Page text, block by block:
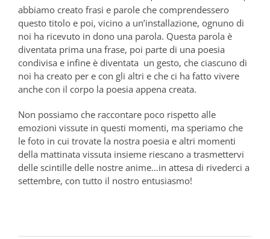
abbiamo creato frasi e parole che comprendessero
questo titolo e poi, vicino a un’installazione, ognuno di
noi ha ricevuto in dono una parola. Questa parola è
diventata prima una frase, poi parte di una poesia
condivisa e infine è diventata un gesto, che ciascuno di
noi ha creato per e con gli altri e che ci ha fatto vivere
anche con il corpo la poesia appena creata.
Non possiamo che raccontare poco rispetto alle
emozioni vissute in questi momenti, ma speriamo che
le foto in cui trovate la nostra poesia e altri momenti
della mattinata vissuta insieme riescano a trasmettervi
delle scintille delle nostre anime…in attesa di rivederci a
settembre, con tutto il nostro entusiasmo!